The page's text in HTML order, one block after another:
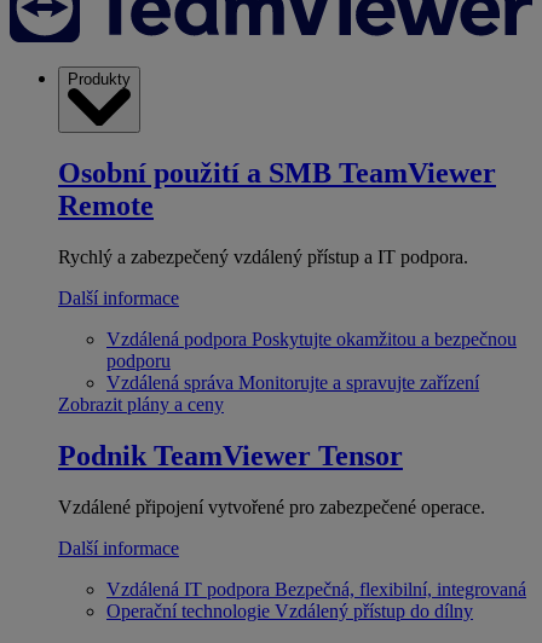
Produkty
Osobní použití a SMB TeamViewer
Remote
Rychlý a zabezpečený vzdálený přístup a IT podpora.
Další informace
Vzdálená podpora Poskytujte okamžitou a bezpečnou
podporu
Vzdálená správa Monitorujte a spravujte zařízení
Zobrazit plány a ceny
Podnik TeamViewer Tensor
Vzdálené připojení vytvořené pro zabezpečené operace.
Další informace
Vzdálená IT podpora Bezpečná, flexibilní, integrovaná
Operační technologie Vzdálený přístup do dílny